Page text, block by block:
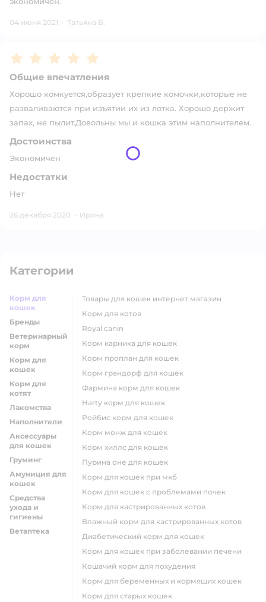
04 июня 2021 · Татьяна Б.
Рейтинг:5
Общие впечатления
Хорошо комкуется,образует крепкие комочки,которые не
разваливаются при изъятии их из лотка. Хорошо держит
запах, не пылит.Довольны мы и кошка этим наполнителем.
Достоинства
Экономичен
Недостатки
Нет
26 декабря 2020 · Ирина
Категории
Корм для
кошек
Бренды
Ветеринарный
корм
Корм для
кошек
Корм для
котят
Лакомства
Наполнители
Аксессуары
для кошек
Груминг
Амуниция для
кошек
Средства
ухода и
гигиены
Ветаптека
товары для кошек интернет магазин
корм для котов
royal canin
корм карника для кошек
корм проплан для кошек
корм грандорф для кошек
фармина корм для кошек
harty корм для кошек
ройбис корм для кошек
корм монж для кошек
корм хиллс для кошек
пурина оне для кошек
корм для кошек при мкб
корм для кошек с проблемами почек
Корм для кастрированных котов
влажный корм для кастрированных котов
диабетический корм для кошек
корм для кошек при заболевании печени
кошачий корм для похудения
корм для беременных и кормящих кошек
корм для старых кошек